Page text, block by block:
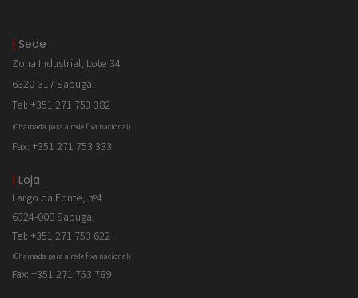
| Sede
Zona Industrial, Lote 34
6320-317 Sabugal
Tel: +351 271 753 382
(Chamada para a rede fixa nacional)
Fax: +351 271 753 333
| Loja
Largo da Fonte, nº4
6324-008 Sabugal
Tel: +351 271 753 622
(Chamada para a rede fixa nacional)
Fax: +351 271 753 789